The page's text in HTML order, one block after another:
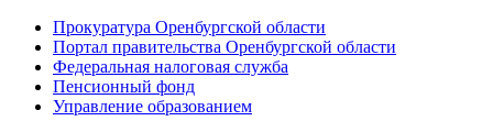
Прокуратура Оренбургской области
Портал правительства Оренбургской области
Федеральная налоговая служба
Пенсионный фонд
Управление образованием